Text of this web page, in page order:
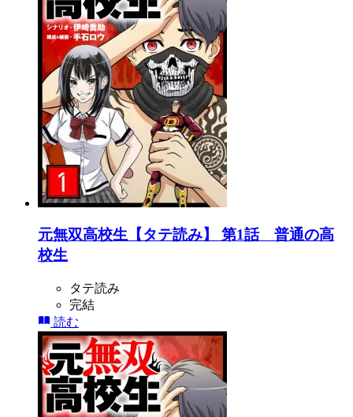
元無双高校生【タテ読み】 第1話 普通の高
校生
タテ読み
完結
読む